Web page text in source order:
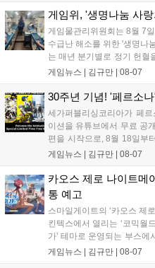
다. 유비소프트의 '고스트리
게임위, '생명나눔 사
게임물관리위원회는 8월 7
수급난 해소를 위한 '생명나
는 매년 분기별로 정기 헌혈
고 있으며, 이번 행사에는
따뜻한 실천에 참여한 모든
게임뉴스 | 김규만 | 08-07
30주년 기념! '페르소
세가퍼블리싱코리아가 페
이션을 유튜브에서 무료 공
편을 시작으로, 8월 18일부
월 15일부터 10월 14일까지
영상 및 대형 전광판에 소개
게임뉴스 | 김규만 | 08-07
카오스 제로 나이트메
통 예고
스마일게이트의 ‘카오스 제
킨텍스에서 열리는 ‘코믹월
가’ 테마로 운영되는 부스
프레 모델 포토존 등 다채로
게임뉴스 | 김규만 | 08-07